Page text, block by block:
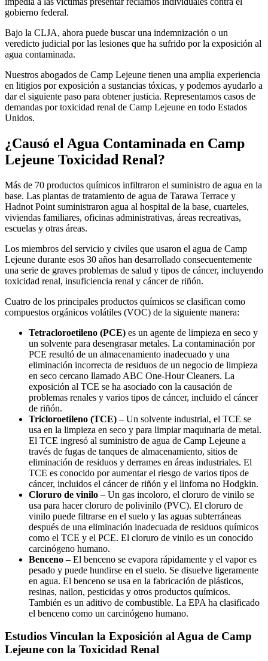
gobierno federal.
Bajo la CLJA, ahora puede buscar una indemnización o un
veredicto judicial por las lesiones que ha sufrido por la exposición al
agua contaminada.
Nuestros abogados de Camp Lejeune tienen una amplia experiencia
en litigios por exposición a sustancias tóxicas, y podemos ayudarlo a
dar el siguiente paso para obtener justicia. Representamos casos de
demandas por toxicidad renal de Camp Lejeune en todo Estados
Unidos.
¿Causó el Agua Contaminada en Camp
Lejeune Toxicidad Renal?
Más de 70 productos químicos infiltraron el suministro de agua en la
base. Las plantas de tratamiento de agua de Tarawa Terrace y
Hadnot Point suministraron agua al hospital de la base, cuarteles,
viviendas familiares, oficinas administrativas, áreas recreativas,
escuelas y otras áreas.
Los miembros del servicio y civiles que usaron el agua de Camp
Lejeune durante esos 30 años han desarrollado consecuentemente
una serie de graves problemas de salud y tipos de cáncer, incluyendo
toxicidad renal, insuficiencia renal y cáncer de riñón.
Cuatro de los principales productos químicos se clasifican como
compuestos orgánicos volátiles (VOC) de la siguiente manera:
Tetracloroetileno (PCE) es un agente de limpieza en seco y
un solvente para desengrasar metales. La contaminación por
PCE resultó de un almacenamiento inadecuado y una
eliminación incorrecta de residuos de un negocio de limpieza
en seco cercano llamado ABC One-Hour Cleaners. La
exposición al TCE se ha asociado con la causación de
problemas renales y varios tipos de cáncer, incluido el cáncer
de riñón.
Tricloroetileno (TCE) – Un solvente industrial, el TCE se
usa en la limpieza en seco y para limpiar maquinaria de metal.
El TCE ingresó al suministro de agua de Camp Lejeune a
través de fugas de tanques de almacenamiento, sitios de
eliminación de residuos y derrames en áreas industriales. El
TCE es conocido por aumentar el riesgo de varios tipos de
cáncer, incluidos el cáncer de riñón y el linfoma no Hodgkin.
Cloruro de vinilo – Un gas incoloro, el cloruro de vinilo se
usa para hacer cloruro de polivinilo (PVC). El cloruro de
vinilo puede filtrarse en el suelo y las aguas subterráneas
después de una eliminación inadecuada de residuos químicos
como el TCE y el PCE. El cloruro de vinilo es un conocido
carcinógeno humano.
Benceno – El benceno se evapora rápidamente y el vapor es
pesado y puede hundirse en el suelo. Se disuelve ligeramente
en agua. El benceno se usa en la fabricación de plásticos,
resinas, nailon, pesticidas y otros productos químicos.
También es un aditivo de combustible. La EPA ha clasificado
el benceno como un carcinógeno humano.
Estudios Vinculan la Exposición al Agua de Camp
Lejeune con la Toxicidad Renal